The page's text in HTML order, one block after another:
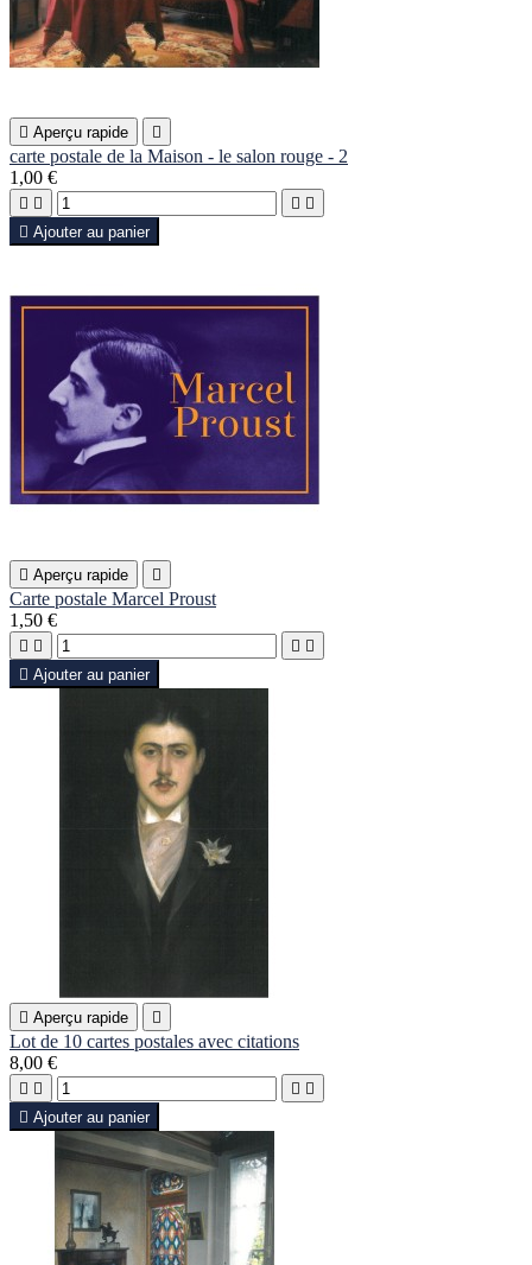
 Aperçu rapide 
carte postale de la Maison - le salon rouge - 2
1,00 €
   
 Ajouter au panier
 Aperçu rapide 
Carte postale Marcel Proust
1,50 €
   
 Ajouter au panier
 Aperçu rapide 
Lot de 10 cartes postales avec citations
8,00 €
   
 Ajouter au panier